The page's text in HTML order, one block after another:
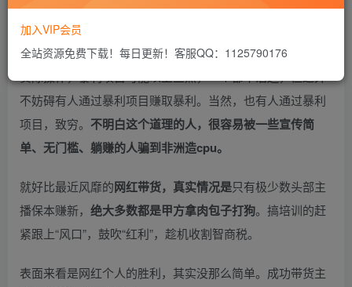
越容易出错；最好是朝阳产业，能够有足够大的空间留给我
们发展……
不妨碍有人通过暴利项目赚取暴利。当然，也有人通过暴利
项目，致穷。 不明白这个道理的人，很容易被一些宣传简
单、无门槛、躺赚的人骗到非洲造cpu。
就好比最近风靡的网红带货，真实情况是只有极少数头部主
播保本赚新， 绝大多数都是甲方拿肉包子打狗。搞培训的赶
紧跟上“风口”，鼓吹“红利”，趁机收割智商税。
表面来看是网红个人的胜利，其实没那么简单。成功带货主
加入VIP会员
全站资源免费下载！每日更新！客服QQ：1125790176